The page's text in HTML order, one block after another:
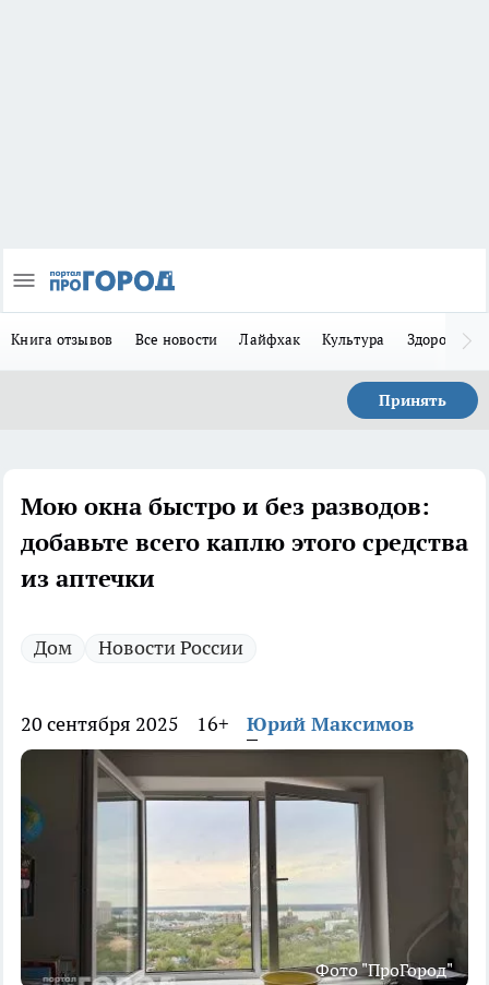
Книга отзывов Все новости Лайфхак Культура Здоровье
Принять
Мою окна быстро и без разводов:
добавьте всего каплю этого средства
из аптечки
Дом Новости России
20 сентября 2025 16+ Юрий Максимов
Фото "ПроГород"